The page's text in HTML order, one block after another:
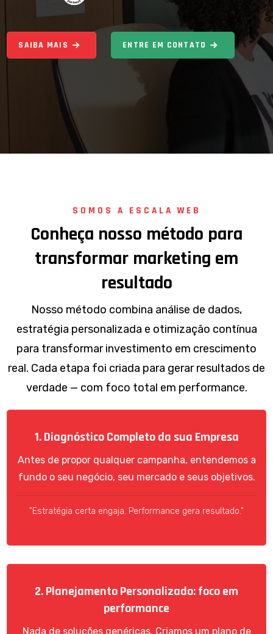
SAIBA MAIS ENTRE EM CONTATO
SOMOS A ESCALA WEB
Conheça nosso método para
transformar marketing em
resultado
Nosso método combina análise de dados,
estratégia personalizada e otimização contínua
para transformar investimento em crescimento
real. Cada etapa foi criada para gerar resultados de
verdade — com foco total em performance.
1. Diagnóstico Completo da sua Empresa
Antes de propor qualquer campanha, entendemos a
fundo o seu negócio, seu mercado e seus objetivos.
"Estratégia certa engaja. Performance gera resultado."
2. Planejamento Personalizado: foco em
performance
Nada de soluções genéricas. Criamos um plano de